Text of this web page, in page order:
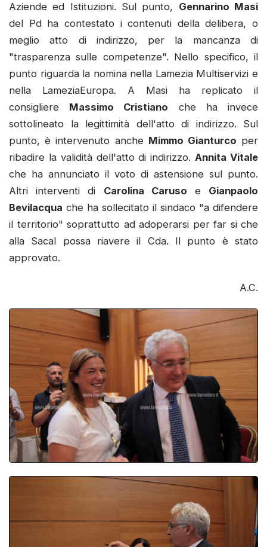
Aziende ed Istituzioni. Sul punto, Gennarino Masi
del Pd ha contestato i contenuti della delibera, o
meglio atto di indirizzo, per la mancanza di
"trasparenza sulle competenze". Nello specifico, il
punto riguarda la nomina nella Lamezia Multiservizi e
nella LameziaEuropa. A Masi ha replicato il
consigliere Massimo Cristiano che ha invece
sottolineato la legittimità dell'atto di indirizzo. Sul
punto, è intervenuto anche Mimmo Gianturco per
ribadire la validità dell'atto di indirizzo.Annita Vitale
che ha annunciato il voto di astensione sul punto.
Altri interventi di Carolina Caruso e Gianpaolo
Bevilacqua che ha sollecitato il sindaco "a difendere
il territorio" soprattutto ad adoperarsi per far si che
alla Sacal possa riavere il Cda. Il punto è stato
approvato.
A.C.